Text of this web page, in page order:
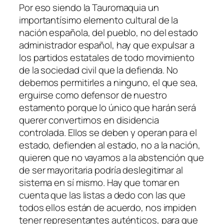
Por eso siendo la Tauromaquia un
importantísimo elemento cultural de la
nación española, del pueblo, no del estado
administrador español, hay que expulsar a
los partidos estatales de todo movimiento
de la sociedad civil que la defienda. No
debemos permitirles a ninguno, el que sea,
erguirse como defensor de nuestro
estamento porque lo único que harán será
querer convertirnos en disidencia
controlada. Ellos se deben y operan para el
estado, defienden al estado, no a la nación,
quieren que no vayamos a la abstención que
de ser mayoritaria podría deslegitimar al
sistema en sí mismo. Hay que tomar en
cuenta que las listas a dedo con las que
todos ellos están de acuerdo, nos impiden
tener representantes auténticos, para que